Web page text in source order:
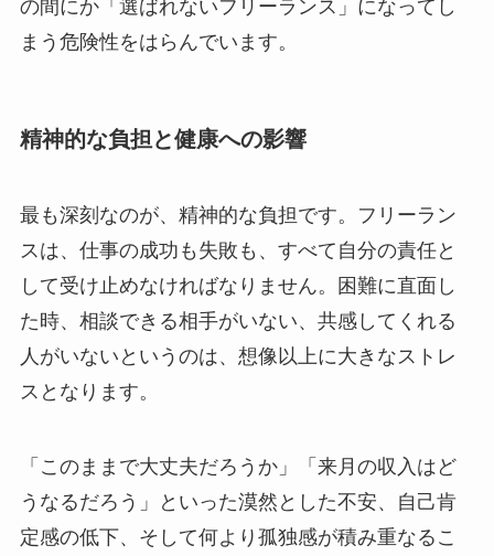
の間にか「選ばれないフリーランス」になってし
まう危険性をはらんでいます。
精神的な負担と健康への影響
最も深刻なのが、精神的な負担です。フリーラン
スは、仕事の成功も失敗も、すべて自分の責任と
して受け止めなければなりません。困難に直面し
た時、相談できる相手がいない、共感してくれる
人がいないというのは、想像以上に大きなストレ
スとなります。
「このままで大丈夫だろうか」「来月の収入はど
うなるだろう」といった漠然とした不安、自己肯
定感の低下、そして何より孤独感が積み重なるこ